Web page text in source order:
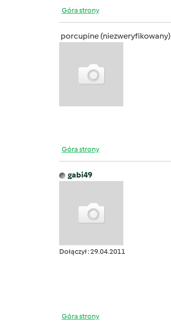
Góra strony
porcupine (niezweryfikowany)
Góra strony
gabi49
Dołączył : 29.04.2011
Góra strony